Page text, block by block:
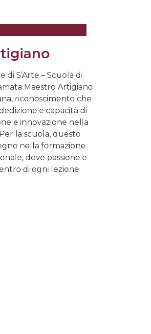
di S’Arte – Scuola di
Maestro Artigiano
riconoscimento che
e capacità di
e innovazione nella
la scuola, questo
nella formazione
dove passione e
di ogni lezione.